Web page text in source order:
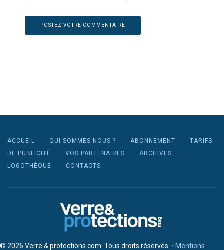
ACCUEIL QUI SOMMES-NOUS ? ABONNEMENT
TARIFS
DE PUBLICITÉ
VOS PARTENAIRES
ARCHIVES
LOGOTHÈQUE
CONTACTS
© 2026 Verre & protections.com. Tous droits réservés. • Mentions